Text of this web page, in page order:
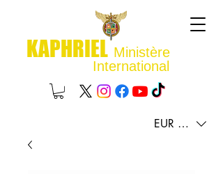
KAPHRIEL Ministère
International
EUR (€)